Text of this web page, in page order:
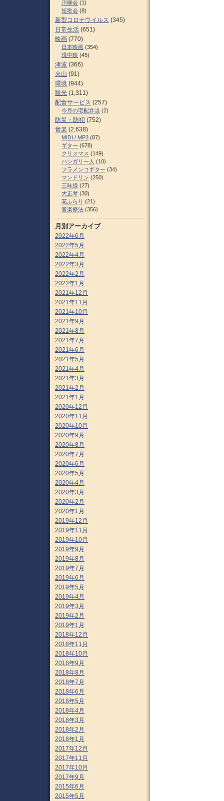
川柳会 (1)
短歌会 (8)
新型コロナウイルス (345)
日常生活 (651)
映画 (770)
日本映画 (354)
現中映 (45)
津波 (366)
火山 (91)
環境 (944)
観光 (1,311)
配食サービス (257)
今月の宅配弁当 (2)
防災・防犯 (752)
音楽 (2,638)
MIDI / MP3 (87)
ギター (678)
クリスマス (149)
ハンガリー人 (10)
フラメンコギター (34)
マンドリン (250)
三味線 (27)
大正琴 (30)
花ふらり (21)
音楽療法 (356)
月別アーカイブ
2022年6月
2022年5月
2022年4月
2022年3月
2022年2月
2022年1月
2021年12月
2021年11月
2021年10月
2021年9月
2021年8月
2021年7月
2021年6月
2021年5月
2021年4月
2021年3月
2021年2月
2021年1月
2020年12月
2020年11月
2020年10月
2020年9月
2020年8月
2020年7月
2020年6月
2020年5月
2020年4月
2020年3月
2020年2月
2020年1月
2019年12月
2019年11月
2019年10月
2019年9月
2019年8月
2019年7月
2019年6月
2019年5月
2019年4月
2019年3月
2019年2月
2019年1月
2018年12月
2018年11月
2018年10月
2018年9月
2018年8月
2018年7月
2018年6月
2018年5月
2018年4月
2018年3月
2018年2月
2018年1月
2017年12月
2017年11月
2017年10月
2017年9月
2015年6月
2015年5月